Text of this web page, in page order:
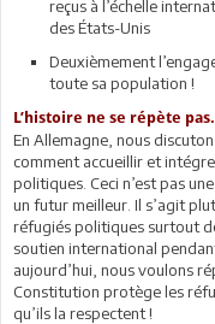
reçus à l’échelle
des États-Unis
Deuxièmement
toute sa population !
L’histoire ne se répète
En Allemagne, nous
comment accueillir et
politiques. Ceci n’est pas
un futur meilleur. Il s’agit
réfugiés politiques surtout
soutien international
aujourd’hui, nous voulons
Constitution protège les
qu’ils la respectent !